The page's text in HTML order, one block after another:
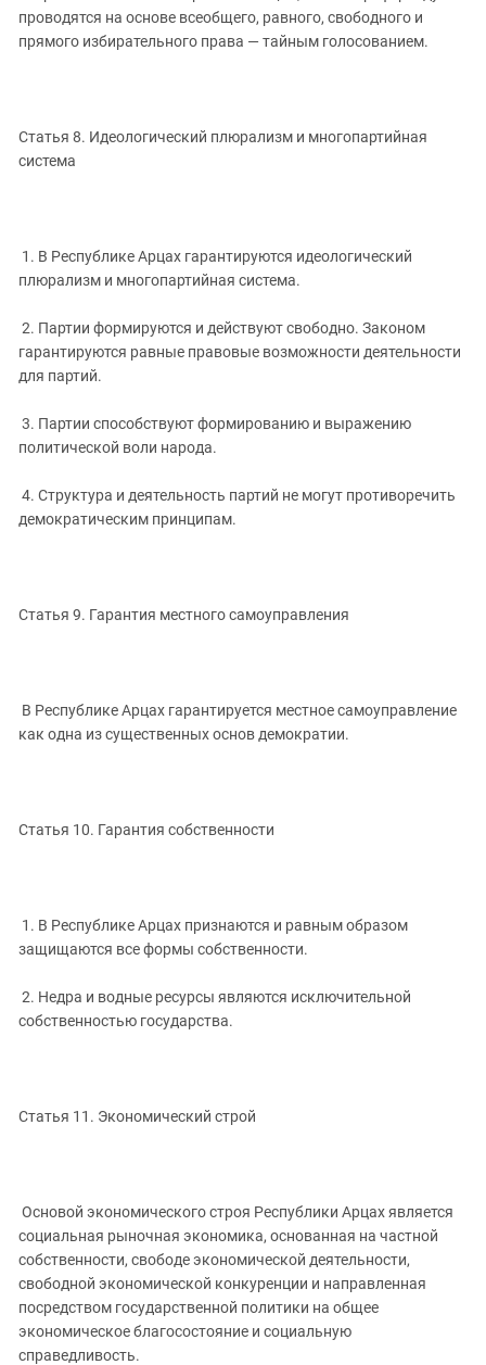
проводятся на основе всеобщего, равного, свободного и
прямого избирательного права — тайным голосованием.
Статья 8. Идеологический плюрализм и многопартийная
система
1. В Республике Арцах гарантируются идеологический
плюрализм и многопартийная система.
2. Партии формируются и действуют свободно. Законом
гарантируются равные правовые возможности деятельности
для партий.
3. Партии способствуют формированию и выражению
политической воли народа.
4. Структура и деятельность партий не могут противоречить
демократическим принципам.
Статья 9. Гарантия местного самоуправления
В Республике Арцах гарантируется местное самоуправление
как одна из существенных основ демократии.
Статья 10. Гарантия собственности
1. В Республике Арцах признаются и равным образом
защищаются все формы собственности.
2. Недра и водные ресурсы являются исключительной
собственностью государства.
Статья 11. Экономический строй
Основой экономического строя Республики Арцах является
социальная рыночная экономика, основанная на частной
собственности, свободе экономической деятельности,
свободной экономической конкуренции и направленная
посредством государственной политики на общее
экономическое благосостояние и социальную
справедливость.